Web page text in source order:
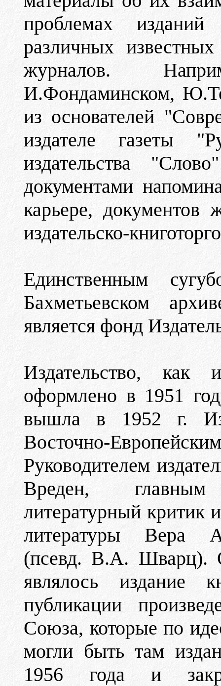
проблемах
различных
журналов.
И.Фондаминском,
из основателей
издателе газеты
издательства
документами
карьере, документов
издательско-
Единственным
Бахметьевском
является фонд
Издательство, как
оформлено в 1951
вышла в 1952 г.
Восточно-
Руководителем
Вреден, главным
литературный критик
литературы Вера
(псевд. В.А. Шварц).
являлось издание
публикации
Союза, которые по
могли быть там
1956 года и